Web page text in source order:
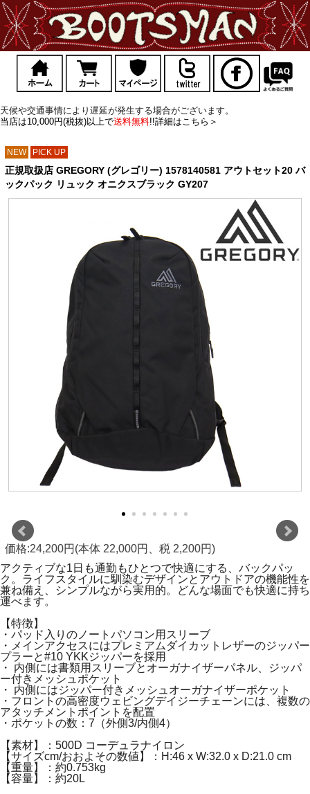
天候や交通事情により遅延が発生する場合がございます。
当店は10,000円(税抜)以上で送料無料!!詳細はこちら＞
NEW PICK UP
正規取扱店 GREGORY (グレゴリー) 1578140581 アウトセット20 バ
ックパック リュック オニクスブラック GY207
価格:24,200円(本体 22,000円、税 2,200円)
アクティブな1日も通勤もひとつで快適にする、バックパッ
ク。ライフスタイルに馴染むデザインとアウトドアの機能性を
兼ね備え、シンプルながら実用的。どんな場面でも快適に持ち
運べます。
【特徴】
・パッド入りのノートパソコン用スリーブ
・メインアクセスにはプレミアムダイカットレザーのジッパー
プラーと#10 YKKジッパーを採用
・ 内側には書類用スリーブとオーガナイザーパネル、ジッパ
ー付きメッシュポケット
・ 内側にはジッパー付きメッシュオーガナイザーポケット
・フロントの高密度ウェビングデイジーチェーンには、複数の
アタッチメントポイントを配置
・ポケットの数：7（外側3/内側4）
【素材】：500D コーデュラナイロン
【サイズcm/おおよその数値】：H:46 x W:32.0 x D:21.0 cm
【重量】：約0.753kg
【容量】：約20L